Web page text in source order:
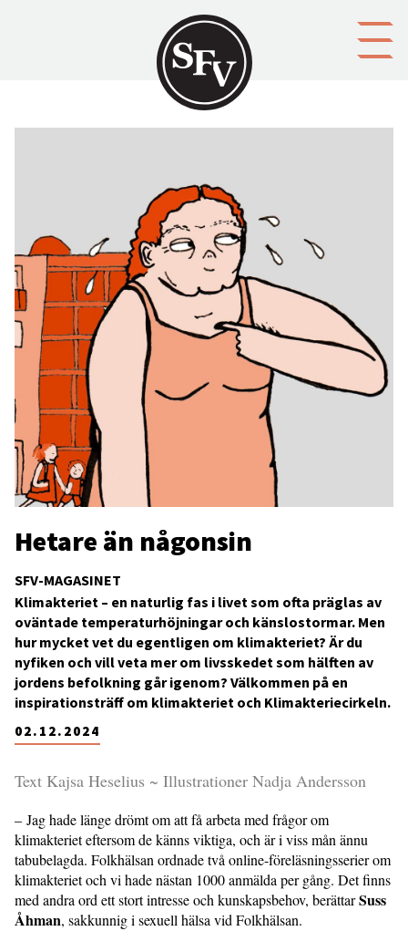
SFV-MAGASINET
Hetare än någonsin
02.12.2024
Klimakteriet – en naturlig fas i livet som ofta präglas av
oväntade temperaturhöjningar och känslostormar. Men
hur mycket vet du egentligen om klimakteriet? Är du
nyfiken och vill veta mer om livsskedet som hälften av
jordens befolkning går igenom? Välkommen på en
inspirationsträff om klimakteriet och Klimakteriecirkeln.
Text Kajsa Heselius ~ Illustrationer Nadja Andersson
– Jag hade länge drömt om att få arbeta med frågor om
klimakteriet eftersom de känns viktiga, och är i viss mån ännu
tabubelagda. Folkhälsan ordnade två online-föreläsningsserier om
klimakteriet och vi hade nästan 1000 anmälda per gång. Det finns
med andra ord ett stort intresse och kunskapsbehov, berättarSuss
Åhman, sakkunnig i sexuell hälsa vid Folkhälsan.